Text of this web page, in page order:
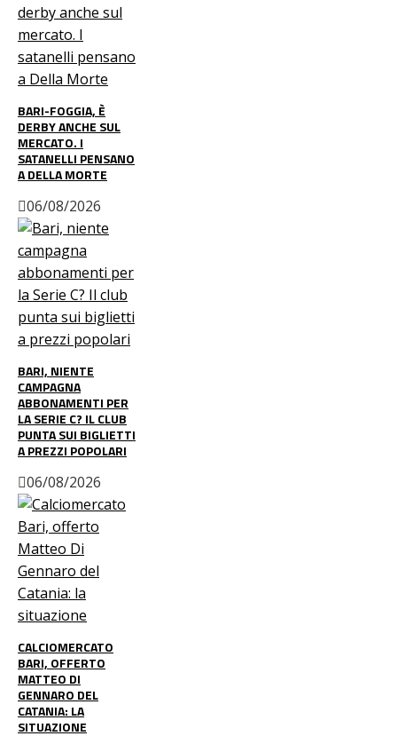
BARI-FOGGIA, È
DERBY ANCHE SUL
MERCATO. I
SATANELLI PENSANO
A DELLA MORTE
06/08/2026
BARI, NIENTE
CAMPAGNA
ABBONAMENTI PER
LA SERIE C? IL CLUB
PUNTA SUI BIGLIETTI
A PREZZI POPOLARI
06/08/2026
CALCIOMERCATO
BARI, OFFERTO
MATTEO DI
GENNARO DEL
CATANIA: LA
SITUAZIONE